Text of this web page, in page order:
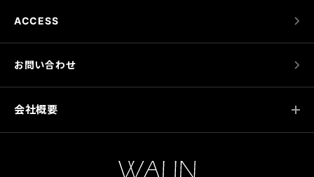
ACCESS
お問い合わせ
会社概要